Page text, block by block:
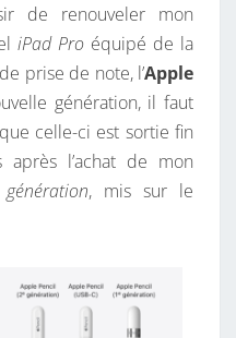
de renouveler mon
iPad Pro équipé de la
prise de note, l’Apple
génération, il faut
celle-ci est sortie fin
l’achat de mon
, mis sur le